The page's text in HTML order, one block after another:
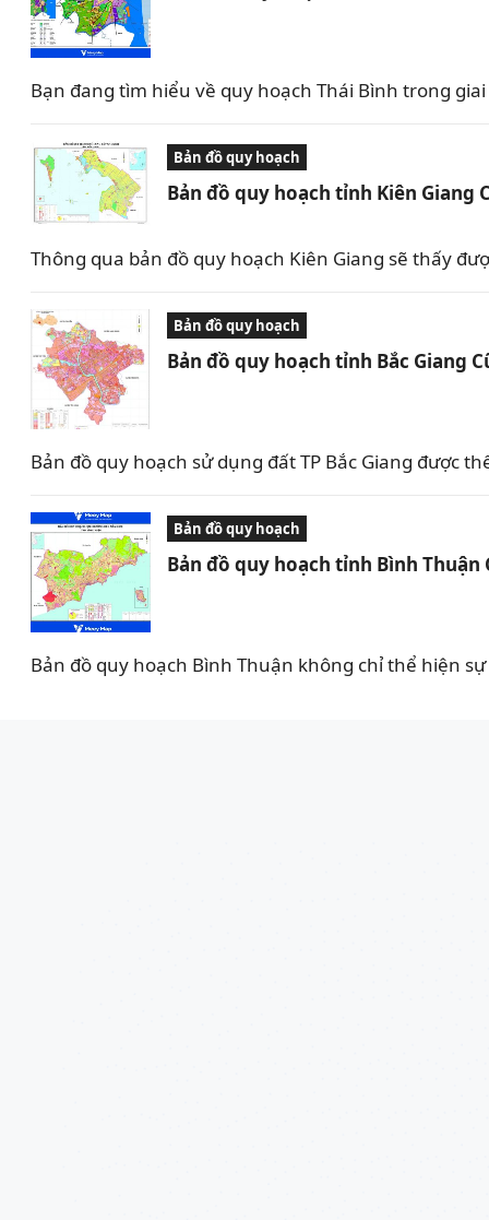
Bạn đang tìm hiểu về quy hoạch Thái Bình trong
Bản đồ quy hoạch
Bản đồ quy hoạch tỉnh Kiên Giang
Thông qua bản đồ quy hoạch Kiên Giang sẽ thấy
Bản đồ quy hoạch
Bản đồ quy hoạch tỉnh Bắc Giang
Bản đồ quy hoạch sử dụng đất TP Bắc Giang được
Bản đồ quy hoạch
Bản đồ quy hoạch tỉnh Bình Thuận
Bản đồ quy hoạch Bình Thuận không chỉ thể hiện